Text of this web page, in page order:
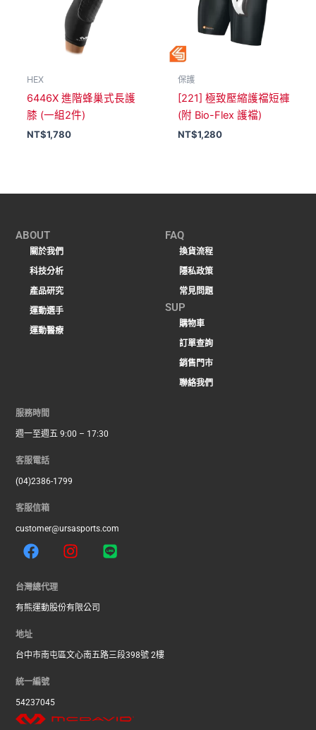
HEX
6446X 進階蜂巢式長護
膝 (一組2件)
NT$1,780
保護
[221] 極致壓縮護襠短褲
(附 Bio-Flex 護襠)
NT$1,280
ABOUT
關於我們
科技分析
產品研究
運動選手
運動醫療
FAQ
換貨流程
隱私政策
常見問題
SUP
購物車
訂單查詢
銷售門市
聯絡我們
台灣總代理
有熊運動股份有限公司
地址
台中市南屯區文心南五路三段398號 2樓
統一編號
54237045
服務時間
週一至週五 9:00 – 17:30
客服電話
(04)2386-1799
客服信箱
customer@ursasports.com
F
a
e
b
o
k
I
n
a
a
L
i